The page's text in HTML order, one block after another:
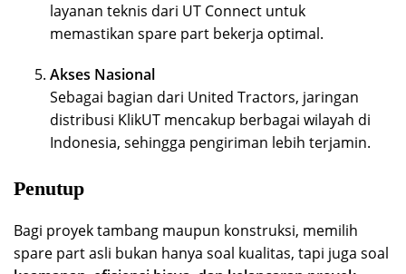
layanan teknis dari UT Connect untuk
memastikan spare part bekerja optimal.
Akses Nasional
Sebagai bagian dari United Tractors, jaringan
distribusi KlikUT mencakup berbagai wilayah di
Indonesia, sehingga pengiriman lebih terjamin.
Penutup
Bagi proyek tambang maupun konstruksi, memilih
spare part asli bukan hanya soal kualitas, tapi juga soal